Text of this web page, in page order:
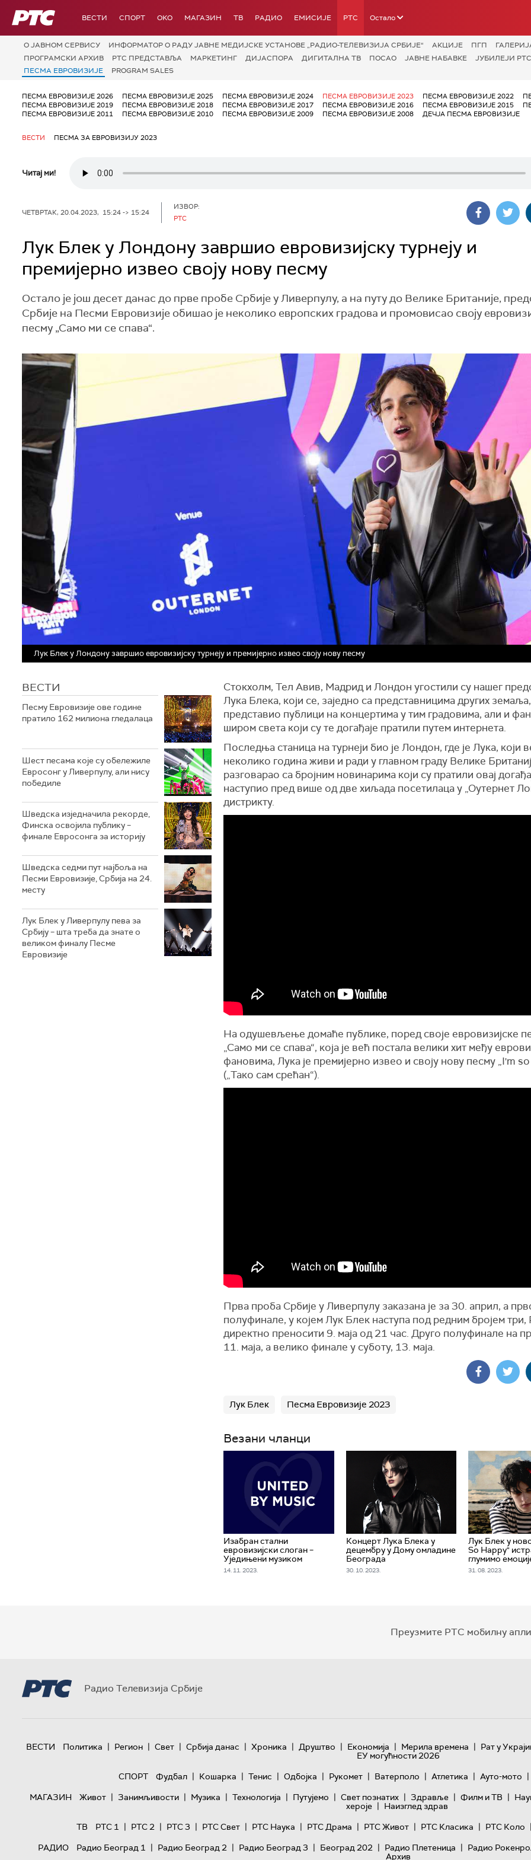
РТС ВЕСТИ СПОРТ OKO МАГАЗИН ТВ РАДИО ЕМИСИЈЕ РТС Остало
О JАВНОМ СЕРВИСУ ИНФОРМАТОР О РАДУ ЈАВНЕ МЕДИЈСКЕ УСТАНОВЕ „РАДИО-ТЕЛЕВИЗИЈА СРБИЈЕ“ АКЦИЈЕ ПГП
ПРОГРАМСКИ АРХИВ
РТС ПРЕДСТАВЉА МАРКЕТИНГ ДИЈАСПОРА ДИГИТАЛНА ТВ ПОСАО ЈАВНЕ НАБАВКЕ ЈУБИЛЕЈИ
ПЕСМА ЕВРОВИЗИЈЕ
PROGRAM SALES
ПЕСМА ЕВРОВИЗИЈЕ 2026 ПЕСМА ЕВРОВИЗИЈЕ 2025 ПЕСМА ЕВРОВИЗИЈЕ 2024 ПЕСМА ЕВРОВИЗИЈЕ 2023 ПЕСМА ЕВРОВИЗИЈЕ 2022
ПЕСМА ЕВРОВИЗИЈЕ 2019
ПЕСМА ЕВРОВИЗИЈЕ 2018 ПЕСМА ЕВРОВИЗИЈЕ 2017 ПЕСМА ЕВРОВИЗИЈЕ 2016 ПЕСМА ЕВРОВИЗИЈЕ 2015
ПЕСМА ЕВРОВИЗИЈЕ 2011
ПЕСМА ЕВРОВИЗИЈЕ 2010 ПЕСМА ЕВРОВИЗИЈЕ 2009 ПЕСМА ЕВРОВИЗИЈЕ 2008 ДЕЧЈА ПЕСМА ЕВРОВИЗИЈЕ
ВЕСТИ ПЕСМА ЗА ЕВРОВИЗИЈУ 2023
Читај ми!
ЧЕТВРТАК, 20.04.2023, 15:24 -> 15:24
ИЗВОР:
РТС
Лук Блек у Лондону завршио евровизијску турнеју и
премијерно извео своју нову песму
Остало је још десет данас до прве пробе Србије у Ливерпулу, а на путу до Велике Британије,
Србије на Песми Евровизије обишао је неколико европских градова и промовисао своју
песму „Само ми се спава“.
Лук Блек у Лондону завршио евровизијску турнеју и премијерно извео своју нову песму
ВЕСТИ
Песму Евровизије ове године
пратило 162 милиона гледалаца
Шест песама које су обележиле
Евросонг у Ливерпулу, али нису
победиле
Шведска изједначила рекорде,
Финска освојила публику –
финале Евросонга за историју
Шведска седми пут најбоља на
Песми Евровизије, Србија на 24.
месту
Лук Блек у Ливерпулу пева за
Србију – шта треба да знате о
великом финалу Песме
Евровизије
Стокхолм, Тел Авив, Мадрид и Лондон угостили су нашег
Лука Блека, који се, заједно са представницима других земаља,
представио публици на концертима у тим градовима, али и
широм света који су те догађаје пратили путем интернета.
Последња станица на турнеји био је Лондон, где је Лука, који
неколико година живи и ради у главном граду Велике
разговарао са бројним новинарима који су пратили овај
наступио пред више од две хиљада посетилаца у „Оутернет
дистрикту.
На одушевљење домаће публике, поред своје евровизијске
„Само ми се спава“, која је већ постала велики хит међу
фановима, Лука је премијерно извео и своју нову песму „I'm so
(„Тако сам срећан“).
Прва проба Србије у Ливерпулу заказана је за 30. април, а
полуфинале, у којем Лук Блек наступа под редним бројем
директно преносити 9. маја од 21 час. Друго полуфинале на
11. маја, а велико финале у суботу, 13. маја.
Лук Блек Песма Евровизије 2023
Везани чланци
Изабран стални
евровизијски слоган –
Уједињени музиком
14. 11. 2023.
Концерт Лука Блека у
децембру у Дому омладине
Београда
30. 10. 2023.
Лук Блек у
So Happy"
глумимо
31. 08. 2023.
Преузмите РТС мобилну
Радио Телевизија Србије
ВЕСТИ Политика | Регион | Свет | Србија данас | Хроника | Друштво | Економија | Мерила времена | Рат у
ЕУ могућности 2026
СПОРТ
Фудбал | Кошарка | Тенис | Одбојка | Рукомет | Ватерполо | Атлетика | Ауто-мото |
МАГАЗИН
Живот | Занимљивости | Музика | Технологијa | Путујемо | Свет познатих | Здравље | Филм и ТВ |
хероје | Наизглед здрав
ТВ
РТС 1 | РТС 2 | РТС 3 | РТС Свет | РТС Наука | РТС Драма | РТС Живот | РТС Класика | РТС Коло |
РАДИО
Радио Београд 1 | Радио Београд 2 | Радио Београд 3 | Београд 202 | Радио Плетеница | Радио
Архив